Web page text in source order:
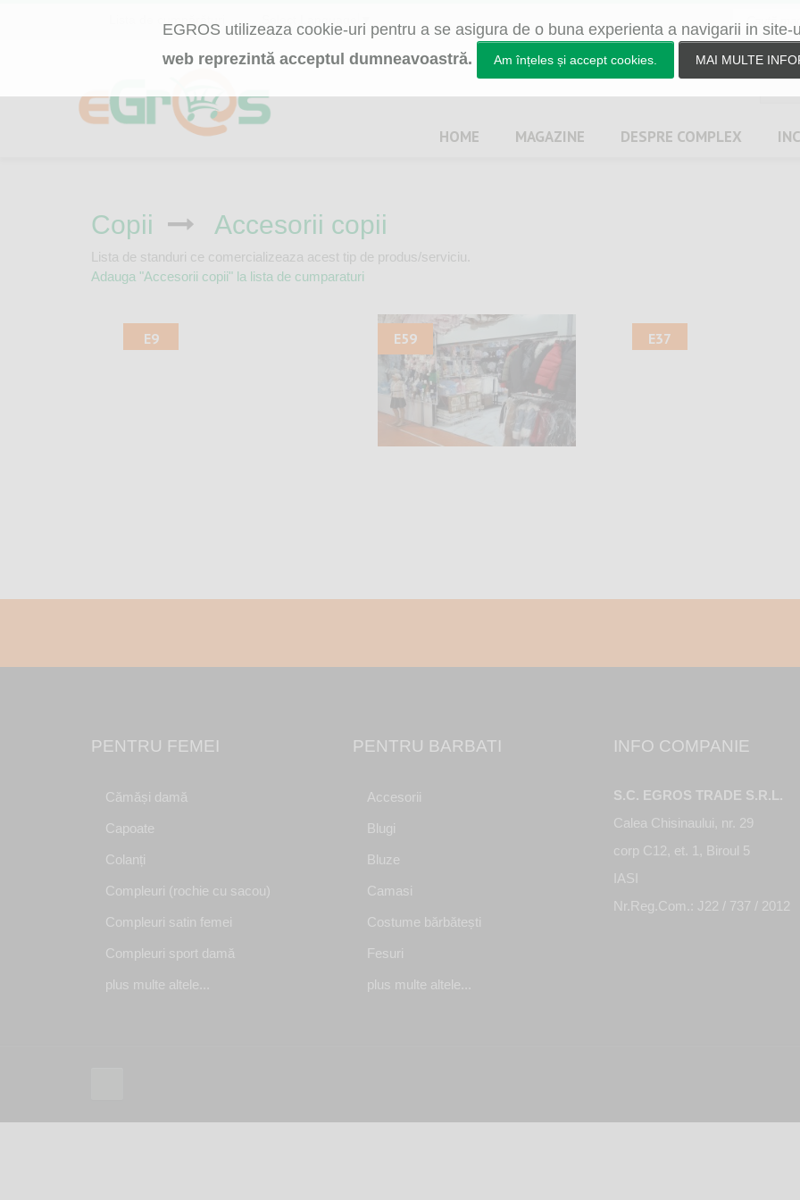
EGROS utilizeaza cookie-uri pentru a se asigura de o buna experienta a navigarii in site-
web reprezintă acceptul dumneavoastră.
Am înțeles și accept cookies. MAI MULTE
HOME MAGAZINE DESPRE COMPLEX
Copii Accesorii copii
Lista de standuri ce comercializeaza acest tip de produs/serviciu.
Adauga "Accesorii copii" la lista de cumparaturi
E9 E59 E37
PENTRU FEMEI
Cămăși damă
Capoate
Colanți
Compleuri (rochie cu sacou)
Compleuri satin femei
Compleuri sport damă
plus multe altele...
PENTRU BARBATI
Accesorii
Blugi
Bluze
Camasi
Costume bărbătești
Fesuri
plus multe altele...
INFO COMPANIE
S.C. EGROS TRADE S.R.L.
Calea Chisinaului, nr. 29
corp C12, et. 1, Biroul 5
IASI
Nr.Reg.Com.: J22 / 737 / 2012